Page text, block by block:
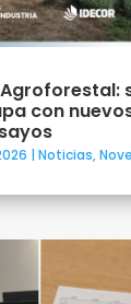
con
| Noticias,